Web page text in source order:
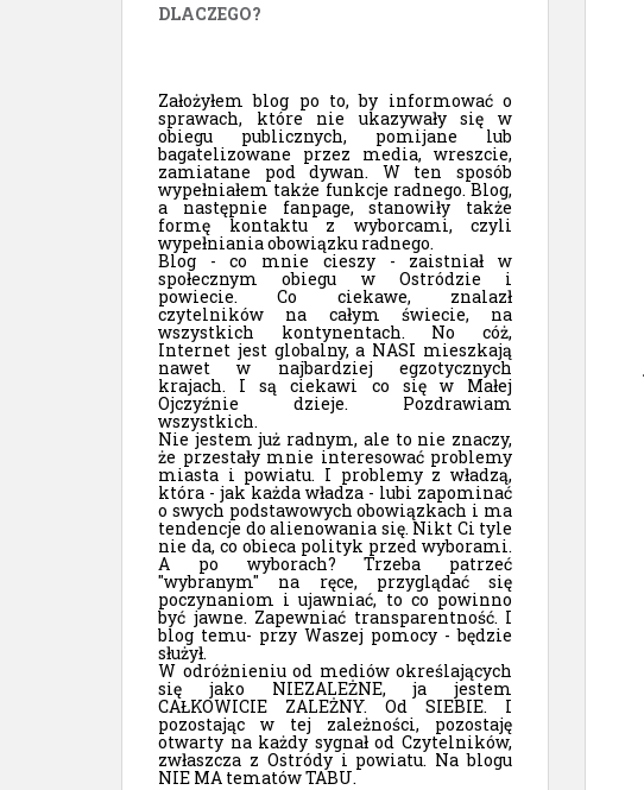
DLACZEGO?
Założyłem blog po to, by informować o
sprawach, które nie ukazywały się w
obiegu publicznych, pomijane lub
bagatelizowane przez media, wreszcie,
zamiatane pod dywan. W ten sposób
wypełniałem także funkcje radnego. Blog,
a następnie fanpage, stanowiły także
formę kontaktu z wyborcami, czyli
wypełniania obowiązku radnego.
Blog - co mnie cieszy - zaistniał w
społecznym obiegu w Ostródzie i
powiecie. Co ciekawe, znalazł
czytelników na całym świecie, na
wszystkich kontynentach. No cóż,
Internet jest globalny, a NASI mieszkają
nawet w najbardziej egzotycznych
krajach. I są ciekawi co się w Małej
Ojczyźnie dzieje. Pozdrawiam
wszystkich.
Nie jestem już radnym, ale to nie znaczy,
że przestały mnie interesować problemy
miasta i powiatu. I problemy z władzą,
która - jak każda władza - lubi zapominać
o swych podstawowych obowiązkach i ma
tendencje do alienowania się. Nikt Ci tyle
nie da, co obieca polityk przed wyborami.
A po wyborach? Trzeba patrzeć
"wybranym" na ręce, przyglądać się
poczynaniom i ujawniać, to co powinno
być jawne. Zapewniać transparentność. I
blog temu- przy Waszej pomocy - będzie
służył.
W odróżnieniu od mediów określających
się jako NIEZALEŻNE, ja jestem
CAŁKOWICIE ZALEŻNY. Od SIEBIE. I
pozostając w tej zależności, pozostaję
otwarty na każdy sygnał od Czytelników,
zwłaszcza z Ostródy i powiatu. Na blogu
NIE MA tematów TABU.